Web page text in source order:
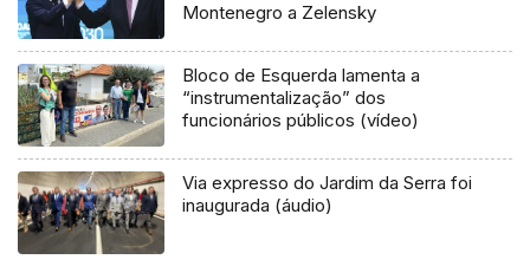
Montenegro a Zelensky
Bloco de Esquerda lamenta a
“instrumentalização” dos
funcionários públicos (vídeo)
Via expresso do Jardim da Serra foi
inaugurada (áudio)